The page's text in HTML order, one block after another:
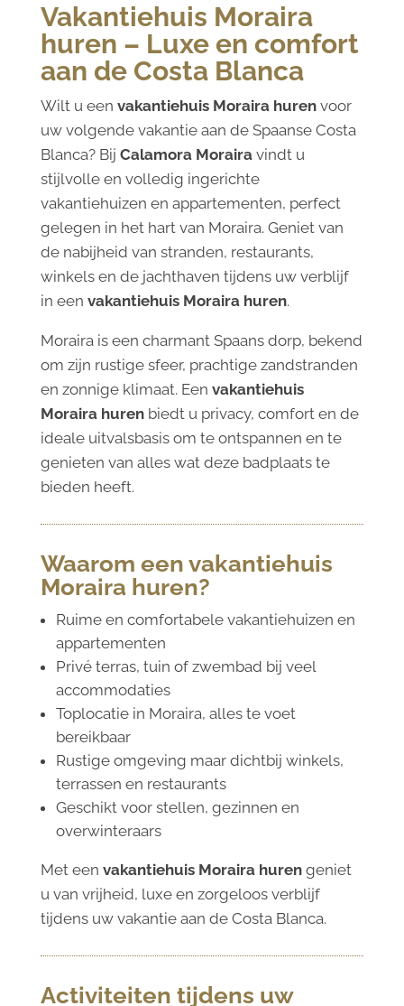
Vakantiehuis Moraira
huren – Luxe en comfort
aan de Costa Blanca
Wilt u een vakantiehuis Moraira hurenvoor
uw volgende vakantie aan de Spaanse Costa
Blanca? Bij Calamora Morairavindt u
stijlvolle en volledig ingerichte
vakantiehuizen en appartementen, perfect
gelegen in het hart van Moraira. Geniet van
de nabijheid van stranden, restaurants,
winkels en de jachthaven tijdens uw verblijf
in een vakantiehuis Moraira huren.
Moraira is een charmant Spaans dorp, bekend
om zijn rustige sfeer, prachtige zandstranden
en zonnige klimaat. Een vakantiehuis
Moraira hurenbiedt u privacy, comfort en de
ideale uitvalsbasis om te ontspannen en te
genieten van alles wat deze badplaats te
bieden heeft.
Waarom een vakantiehuis
Moraira huren?
Ruime en comfortabele vakantiehuizen en
appartementen
Privé terras, tuin of zwembad bij veel
accommodaties
Toplocatie in Moraira, alles te voet
bereikbaar
Rustige omgeving maar dichtbij winkels,
terrassen en restaurants
Geschikt voor stellen, gezinnen en
overwinteraars
Met een vakantiehuis Moraira hurengeniet
u van vrijheid, luxe en zorgeloos verblijf
tijdens uw vakantie aan de Costa Blanca.
Activiteiten tijdens uw